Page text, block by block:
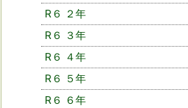
R６ ２年
R６ ３年
R６ ４年
R６ ５年
R６ ６年